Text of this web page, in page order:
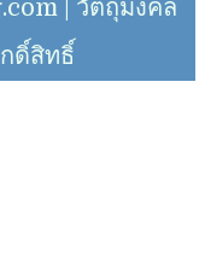
| วัตถุมงคล
ดิ์สิทธิ์